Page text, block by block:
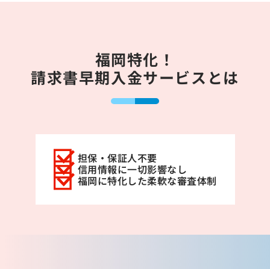
福岡特化！
請求書早期入金サービスとは
担保・保証人不要
信用情報に一切影響なし
福岡に特化した柔軟な審査体制